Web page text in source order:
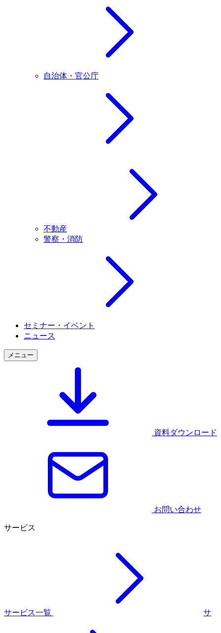
自治体・官公庁
不動産
警察・消防
セミナー・イベント
ニュース
メニュー
資料ダウンロード
お問い合わせ
サービス
サービス一覧 サ